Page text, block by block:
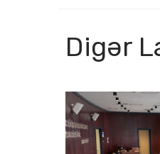
Digər